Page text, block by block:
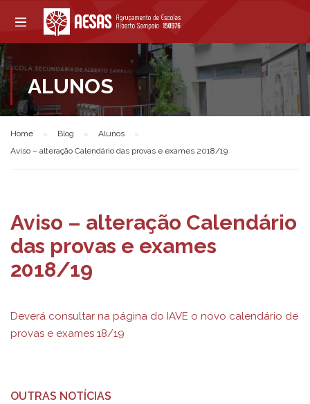
ALUNOS
Home Blog
Alunos
Aviso – alteração Calendário das provas e exames 2018/19
Aviso – alteração Calendário
das provas e exames
2018/19
Deverá consultar na página do IAVE o novo calendário de
provas e exames 18/19
OUTRAS NOTÍCIAS